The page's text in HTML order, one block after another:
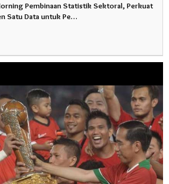
Pembinaan Statistik Sektoral, Perkuat
Satu Data untuk Pe…